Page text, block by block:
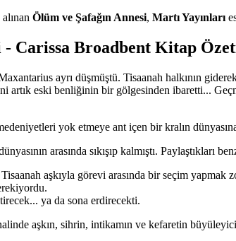
Ölüm ve Şafağın Annesi, Martı Yayınları
- Carissa Broadbent Kitap
ayrı düşmüştü. Tisaanah halkının
artık eski benliğinin bir gölgesinden ibaretti...
yok etmeye ant içen bir kralın
arasında sıkışıp kalmıştı. Paylaştıkları
aşkıyla görevi arasında bir seçim
ya da sona erdirecekti.
aşkın, sihrin, intikamın ve kefaretin